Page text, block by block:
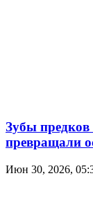
Зубы
превращали
Июн 30, 2026,